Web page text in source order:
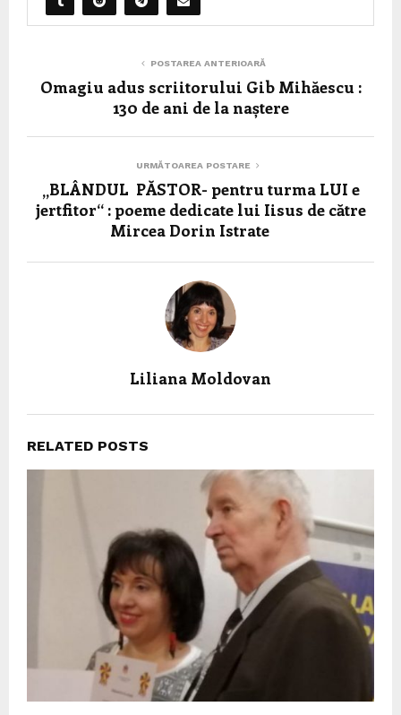
POSTAREA ANTERIOARĂ
Omagiu adus scriitorului Gib Mihăescu :
130 de ani de la naștere
URMĂTOAREA POSTARE
„BLÂNDUL PĂSTOR- pentru turma LUI e
jertfitor“ : poeme dedicate lui Iisus de către
Mircea Dorin Istrate
Liliana Moldovan
RELATED POSTS